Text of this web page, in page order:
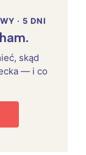
· 5 DNI
skąd
— i co